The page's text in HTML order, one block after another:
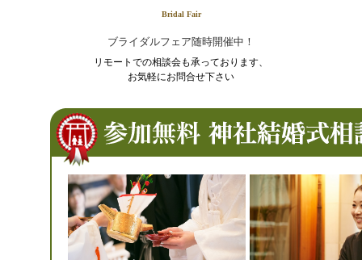
Bridal Fair
ブライダルフェア随時開催中！
リモートでの相談会も承っております、
お気軽にお問合せ下さい